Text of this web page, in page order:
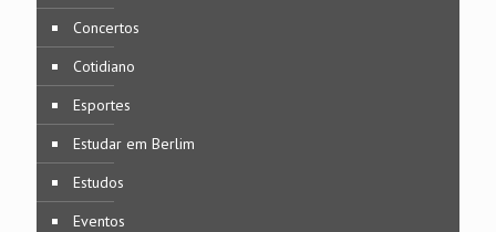
Concertos
Cotidiano
Esportes
Estudar em Berlim
Estudos
Eventos